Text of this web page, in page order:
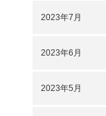
2023年7月
2023年6月
2023年5月